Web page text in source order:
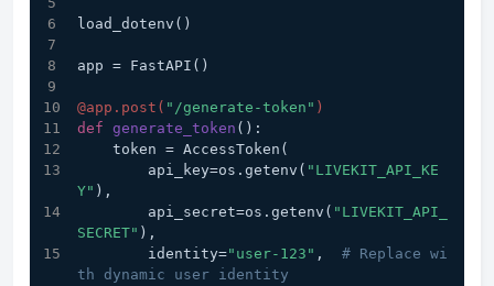
load_dotenv()
app = FastAPI()
@app.post( "/generate-token" )
def generate_token ():
    token = AccessToken(
        api_key=os.getenv(
"LIVEKIT_API_KE
Y" ),
        api_secret=os.getenv(
"LIVEKIT_API_
SECRET" ),
        identity=
"user-123" , # Replace wi
th dynamic user identity